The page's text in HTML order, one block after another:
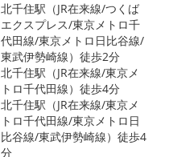
北千住駅（JR在来線/つくば
エクスプレス/東京メトロ千
代田線/東京メトロ日比谷線/
東武伊勢崎線）徒歩2分
北千住駅（JR在来線/東京メ
トロ千代田線）徒歩4分
北千住駅（JR在来線/東京メ
トロ千代田線/東京メトロ日
比谷線/東武伊勢崎線）徒歩4
分